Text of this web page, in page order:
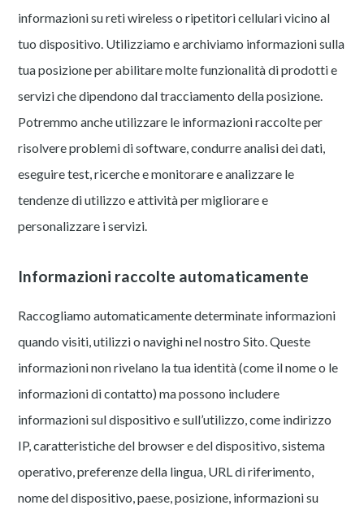
informazioni su reti wireless o ripetitori cellulari vicino al
tuo dispositivo. Utilizziamo e archiviamo informazioni sulla
tua posizione per abilitare molte funzionalità di prodotti e
servizi che dipendono dal tracciamento della posizione.
Potremmo anche utilizzare le informazioni raccolte per
risolvere problemi di software, condurre analisi dei dati,
eseguire test, ricerche e monitorare e analizzare le
tendenze di utilizzo e attività per migliorare e
personalizzare i servizi.
Informazioni raccolte automaticamente
Raccogliamo automaticamente determinate informazioni
quando visiti, utilizzi o navighi nel nostro Sito. Queste
informazioni non rivelano la tua identità (come il nome o le
informazioni di contatto) ma possono includere
informazioni sul dispositivo e sull’utilizzo, come indirizzo
IP, caratteristiche del browser e del dispositivo, sistema
operativo, preferenze della lingua, URL di riferimento,
nome del dispositivo, paese, posizione, informazioni su